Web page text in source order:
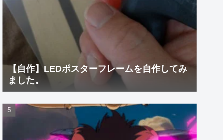
【自作】LEDポスターフレームを自作してみ
ました。